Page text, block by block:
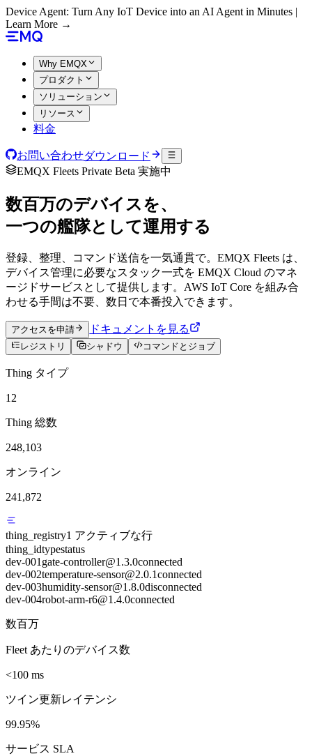
Device Agent: Turn Any IoT Device into an AI Agent in Minutes |
Learn More →
Why EMQX
プロダクト
ソリューション
リソース
料金
お問い合わせダウンロード
EMQX Fleets Private Beta 実施中
数百万のデバイスを、
一つの艦隊として運用する
登録、整理、コマンド送信を一気通貫で。EMQX Fleets は、
デバイス管理に必要なスタック一式を EMQX Cloud のマネ
ージドサービスとして提供します。AWS IoT Core を組み合
わせる手間は不要、数日で本番投入できます。
アクセスを申請 ドキュメントを見る
レジストリ シャドウ コマンドとジョブ
Thing タイプ
12
Thing 総数
248,103
オンライン
241,872
thing_registry1 アクティブな行
thing_idtypestatus
dev-001 gate-controller@1.3.0connected
dev-002temperature-sensor@2.0.1connected
dev-003humidity-sensor@1.8.0disconnected
dev-004robot-arm-r6@1.4.0connected
数百万
Fleet あたりのデバイス数
<100 ms
ツイン更新レイテンシ
99.95%
サービス SLA